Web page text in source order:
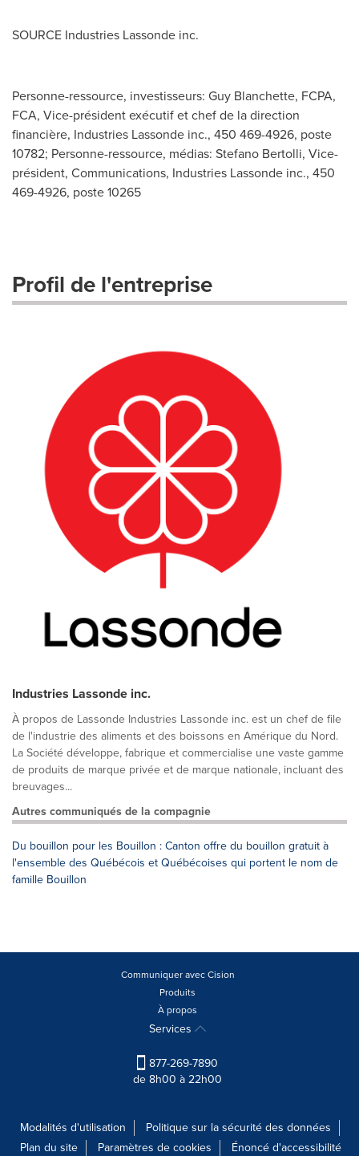
SOURCE Industries Lassonde inc.
Personne-ressource, investisseurs: Guy Blanchette, FCPA,
FCA, Vice-président exécutif et chef de la direction
financière, Industries Lassonde inc., 450 469-4926, poste
10782; Personne-ressource, médias: Stefano Bertolli, Vice-
président, Communications, Industries Lassonde inc., 450
469-4926, poste 10265
Profil de l'entreprise
Industries Lassonde inc.
À propos de Lassonde Industries Lassonde inc. est un chef de file
de l'industrie des aliments et des boissons en Amérique du Nord.
La Société développe, fabrique et commercialise une vaste gamme
de produits de marque privée et de marque nationale, incluant des
breuvages...
Autres communiqués de la compagnie
Du bouillon pour les Bouillon : Canton offre du bouillon gratuit à
l'ensemble des Québécois et Québécoises qui portent le nom de
famille Bouillon
Communiquer avec Cision
Produits
À propos
Services
877-269-7890
de 8h00 à 22h00
Modalités d'utilisation
Politique sur la sécurité des données
Plan du site
Paramètres de cookies Énoncé d'accessibilité